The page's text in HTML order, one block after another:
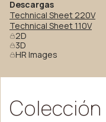
Descargas
Technical Sheet 220V
Technical Sheet 110V
2D
3D
HR Images
Colección